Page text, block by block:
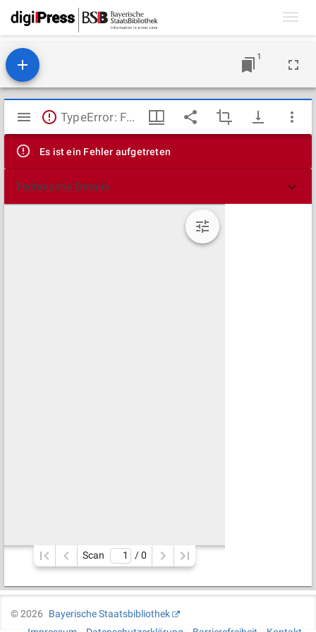
1
Mirador
Viewer
TypeError: Failed to fetch
Es ist ein Fehler aufgetreten
Technische Details
Scan / 0
©2026
Bayerische Staatsbibliothek